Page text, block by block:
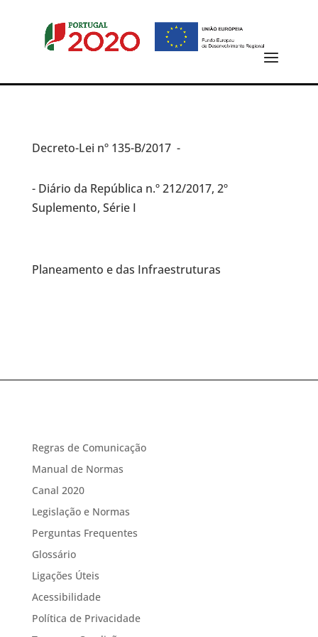
Decreto-Lei nº 135-B/2017 -
- Diário da República n.º 212/2017, 2º
Suplemento, Série I
Planeamento e das Infraestruturas
Regras de Comunicação
Manual de Normas
Canal 2020
Legislação e Normas
Perguntas Frequentes
Glossário
Ligações Úteis
Acessibilidade
Política de Privacidade